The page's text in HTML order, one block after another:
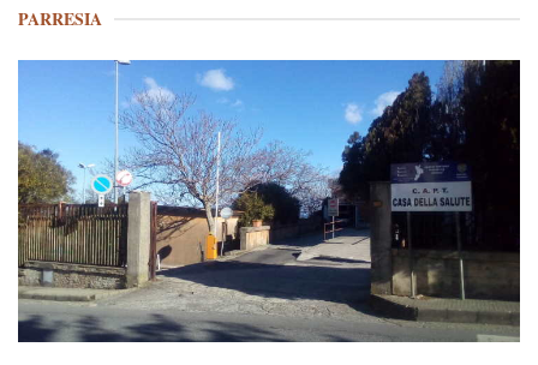
PARRESIA